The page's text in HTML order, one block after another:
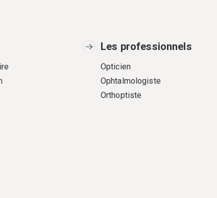
Les professionnels
Opticien
Ophtalmologiste
Orthoptiste